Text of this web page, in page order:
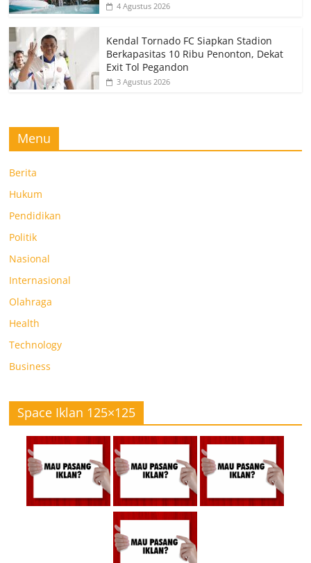
4 Agustus 2026
Kendal Tornado FC Siapkan Stadion
Berkapasitas 10 Ribu Penonton, Dekat
Exit Tol Pegandon
3 Agustus 2026
Menu
Berita
Hukum
Pendidikan
Politik
Nasional
Internasional
Olahraga
Health
Technology
Business
Space Iklan 125×125